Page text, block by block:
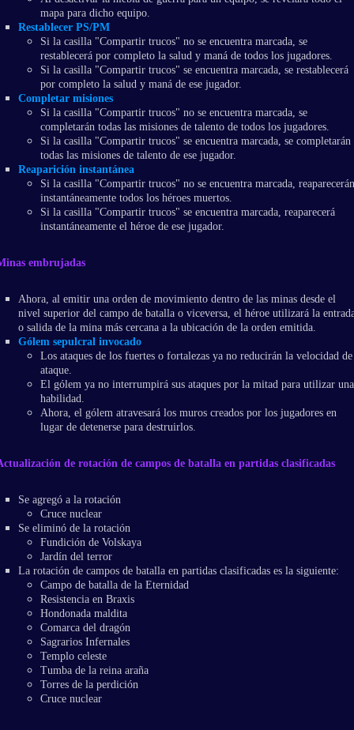
mapa para dicho equipo.
Restablecer PS/PM
Si la casilla "Compartir trucos" no se encuentra marcada, se
restablecerá por completo la salud y maná de todos los jugadores.
Si la casilla "Compartir trucos" se encuentra marcada, se restablecerá
por completo la salud y maná de ese jugador.
Completar misiones
Si la casilla "Compartir trucos" no se encuentra marcada, se
completarán todas las misiones de talento de todos los jugadores.
Si la casilla "Compartir trucos" se encuentra marcada, se completarán
todas las misiones de talento de ese jugador.
Reaparición instantánea
Si la casilla "Compartir trucos" no se encuentra marcada, reaparecerán
instantáneamente todos los héroes muertos.
Si la casilla "Compartir trucos" se encuentra marcada, reaparecerá
instantáneamente el héroe de ese jugador.
embrujadas
Ahora, al emitir una orden de movimiento dentro de las minas desde el
nivel superior del campo de batalla o viceversa, el héroe utilizará la
o salida de la mina más cercana a la ubicación de la orden emitida.
Gólem sepulcral invocado
Los ataques de los fuertes o fortalezas ya no reducirán la velocidad de
ataque.
El gólem ya no interrumpirá sus ataques por la mitad para utilizar una
habilidad.
Ahora, el gólem atravesará los muros creados por los jugadores en
lugar de detenerse para destruirlos.
de rotación de campos de batalla en partidas clasificadas
Se agregó a la rotación
Cruce nuclear
Se eliminó de la rotación
Fundición de Volskaya
Jardín del terror
La rotación de campos de batalla en partidas clasificadas es la siguiente:
Campo de batalla de la Eternidad
Resistencia en Braxis
Hondonada maldita
Comarca del dragón
Sagrarios Infernales
Templo celeste
Tumba de la reina araña
Torres de la perdición
Cruce nuclear